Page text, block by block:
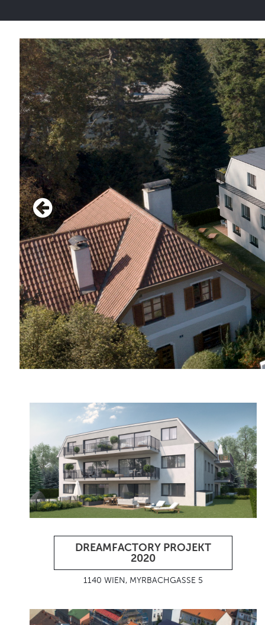
DREAMFACTORY PROJEKT
2020
1140 WIEN, MYRBACHGASSE 5